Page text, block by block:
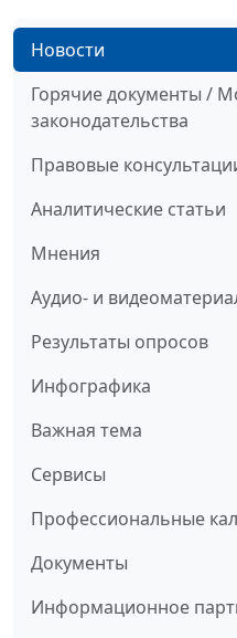
Новости
Горячие документы /
законодательства
Правовые
Аналитические статьи
Мнения
Аудио- и
Результаты опросов
Инфографика
Важная тема
Сервисы
Профессиональные
Документы
Информационное